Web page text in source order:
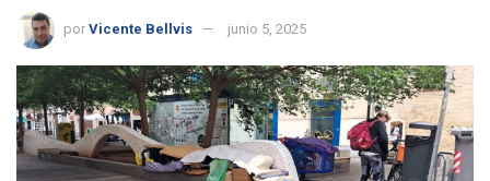
por Vicente Bellvis junio 5, 2025